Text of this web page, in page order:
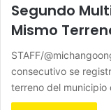
Segundo
Mismo
STAFF/
consecutivo se
terreno del municipio